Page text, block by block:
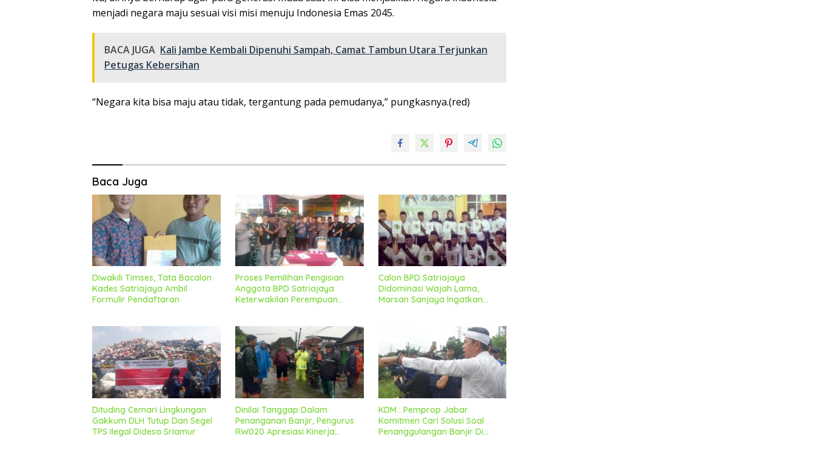
menjadi negara maju sesuai visi misi menuju Indonesia Emas 2045.
BACA JUGA Kali Jambe Kembali Dipenuhi Sampah, Camat Tambun Utara Terjunkan
Petugas Kebersihan
“Negara kita bisa maju atau tidak, tergantung pada pemudanya,” pungkasnya.(red)
Baca Juga
Diwakili Timses, Tata Bacalon
Kades Satriajaya Ambil
Formulir Pendaftaran
Proses Pemilihan Pengisian
Anggota BPD Satriajaya
Keterwakilan Perempuan
Calon BPD Satriajaya
Didominasi Wajah Lama,
Marsan Sanjaya Ingatkan
Dituding Cemari Lingkungan
Gakkum DLH Tutup Dan Segel
TPS Ilegal Didesa Sriamur
Dinilai Tanggap Dalam
Penanganan Banjir, Pengurus
RW020 Apresiasi Kinerja
KDM : Pemprop Jabar
Komitmen Cari Solusi Soal
Penanggulangan Banjir Di